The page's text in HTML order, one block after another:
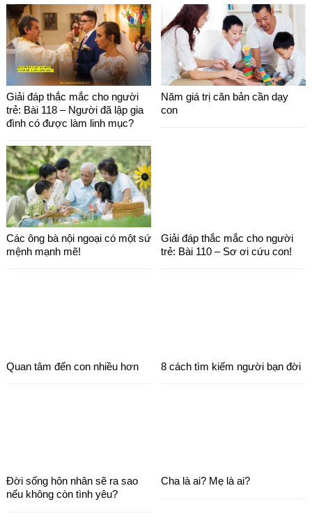
Giải đáp thắc mắc cho người
trẻ: Bài 118 – Người đã lập gia
đình có được làm linh mục?
Năm giá trị căn bản cần dạy
con
Các ông bà nội ngoại có một sứ
mệnh mạnh mẽ!
Giải đáp thắc mắc cho người
trẻ: Bài 110 – Sơ ơi cứu con!
Quan tâm đến con nhiều hơn 8 cách tìm kiếm người bạn đời
Đời sống hôn nhân sẽ ra sao
nếu không còn tình yêu?
Cha là ai? Mẹ là ai?